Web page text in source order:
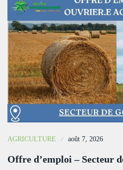
AGRICULTURE août 7, 2026
Offre d’emploi – Secteur